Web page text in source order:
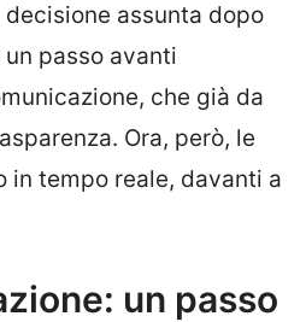
assunta dopo
un passo avanti
che già da
Ora, però, le
in tempo reale, davanti a
un passo